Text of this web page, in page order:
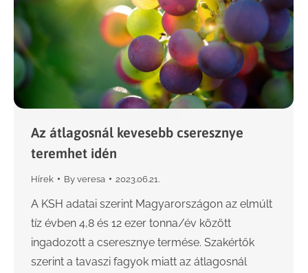
Az átlagosnál kevesebb cseresznye
teremhet idén
Hírek By veresa 2023.06.21.
A KSH adatai szerint Magyarországon az elmúlt
tíz évben 4,8 és 12 ezer tonna/év között
ingadozott a cseresznye termése. Szakértők
szerint a tavaszi fagyok miatt az átlagosnál